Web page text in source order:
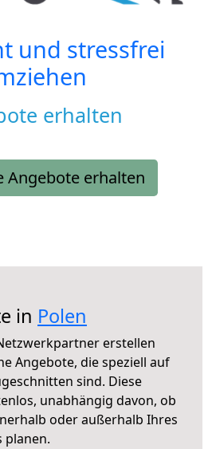
und stressfrei
erhalten
Angebote erhalten
in Polen
erstellen
Angebote, die speziell auf
sind. Diese
unabhängig davon, ob
oder außerhalb Ihres
planen.